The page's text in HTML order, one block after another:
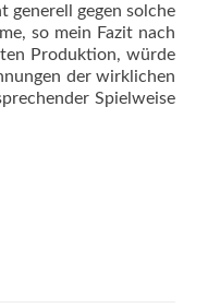
generell gegen solche
so mein Fazit nach
Produktion, würde
der wirklichen
Spielweise